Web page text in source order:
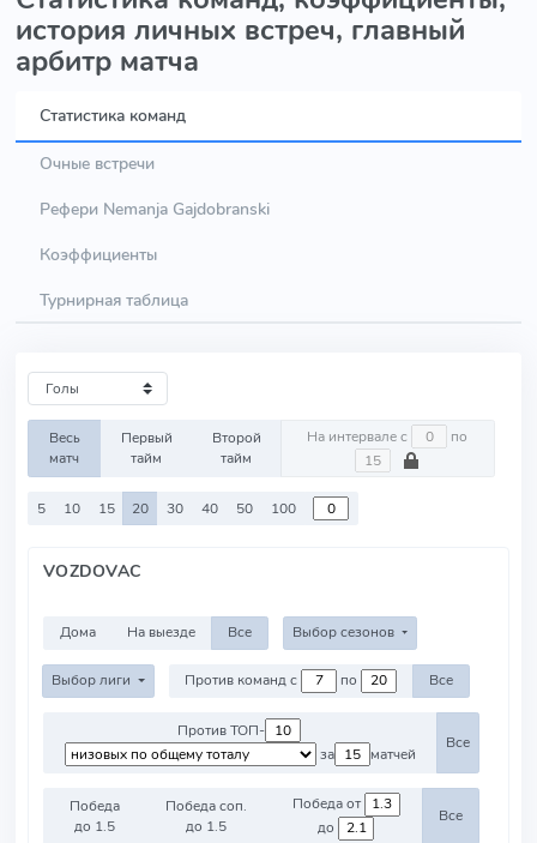
история личных встреч, главный
арбитр матча
Статистика команд
Очные встречи
Рефери Nemanja Gajdobranski
Коэффициенты
Турнирная таблица
Весь
матч
Первый
тайм
Второй
тайм
На интервале с по
5 10 15 20 30 40 50 100
VOZDOVAC
Дома На выезде Все Выбор сезонов
Выбор лиги Против команд с по Все
Против ТОП-
за
матчей
Все
Победа
до 1.5
Победа соп.
до 1.5
Победа от
до
Все